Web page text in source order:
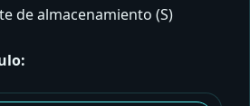
de almacenamiento (S)